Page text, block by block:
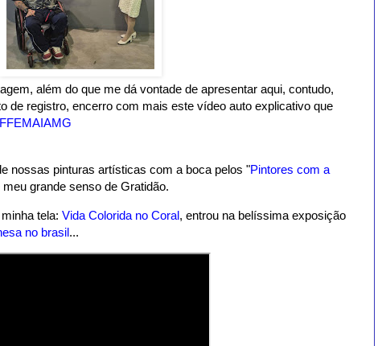
além do que me dá vontade de apresentar aqui, contudo,
de registro, encerro com mais este vídeo auto explicativo que
nossas pinturas artísticas com a boca pelos "Pintores com a
meu grande senso de Gratidão.
tela: Vida Colorida no Coral, entrou na belíssima exposição
no brasil...